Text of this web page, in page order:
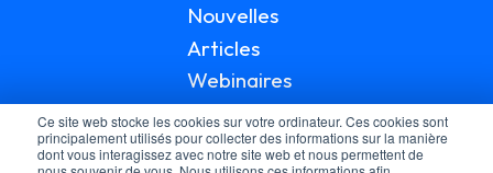
Ce site web stocke les cookies sur votre ordinateur. Ces cookies sont
principalement utilisés pour collecter des informations sur la manière
dont vous interagissez avec notre site web et nous permettent de
Nouvelles
Articles
Webinaires
Documentation